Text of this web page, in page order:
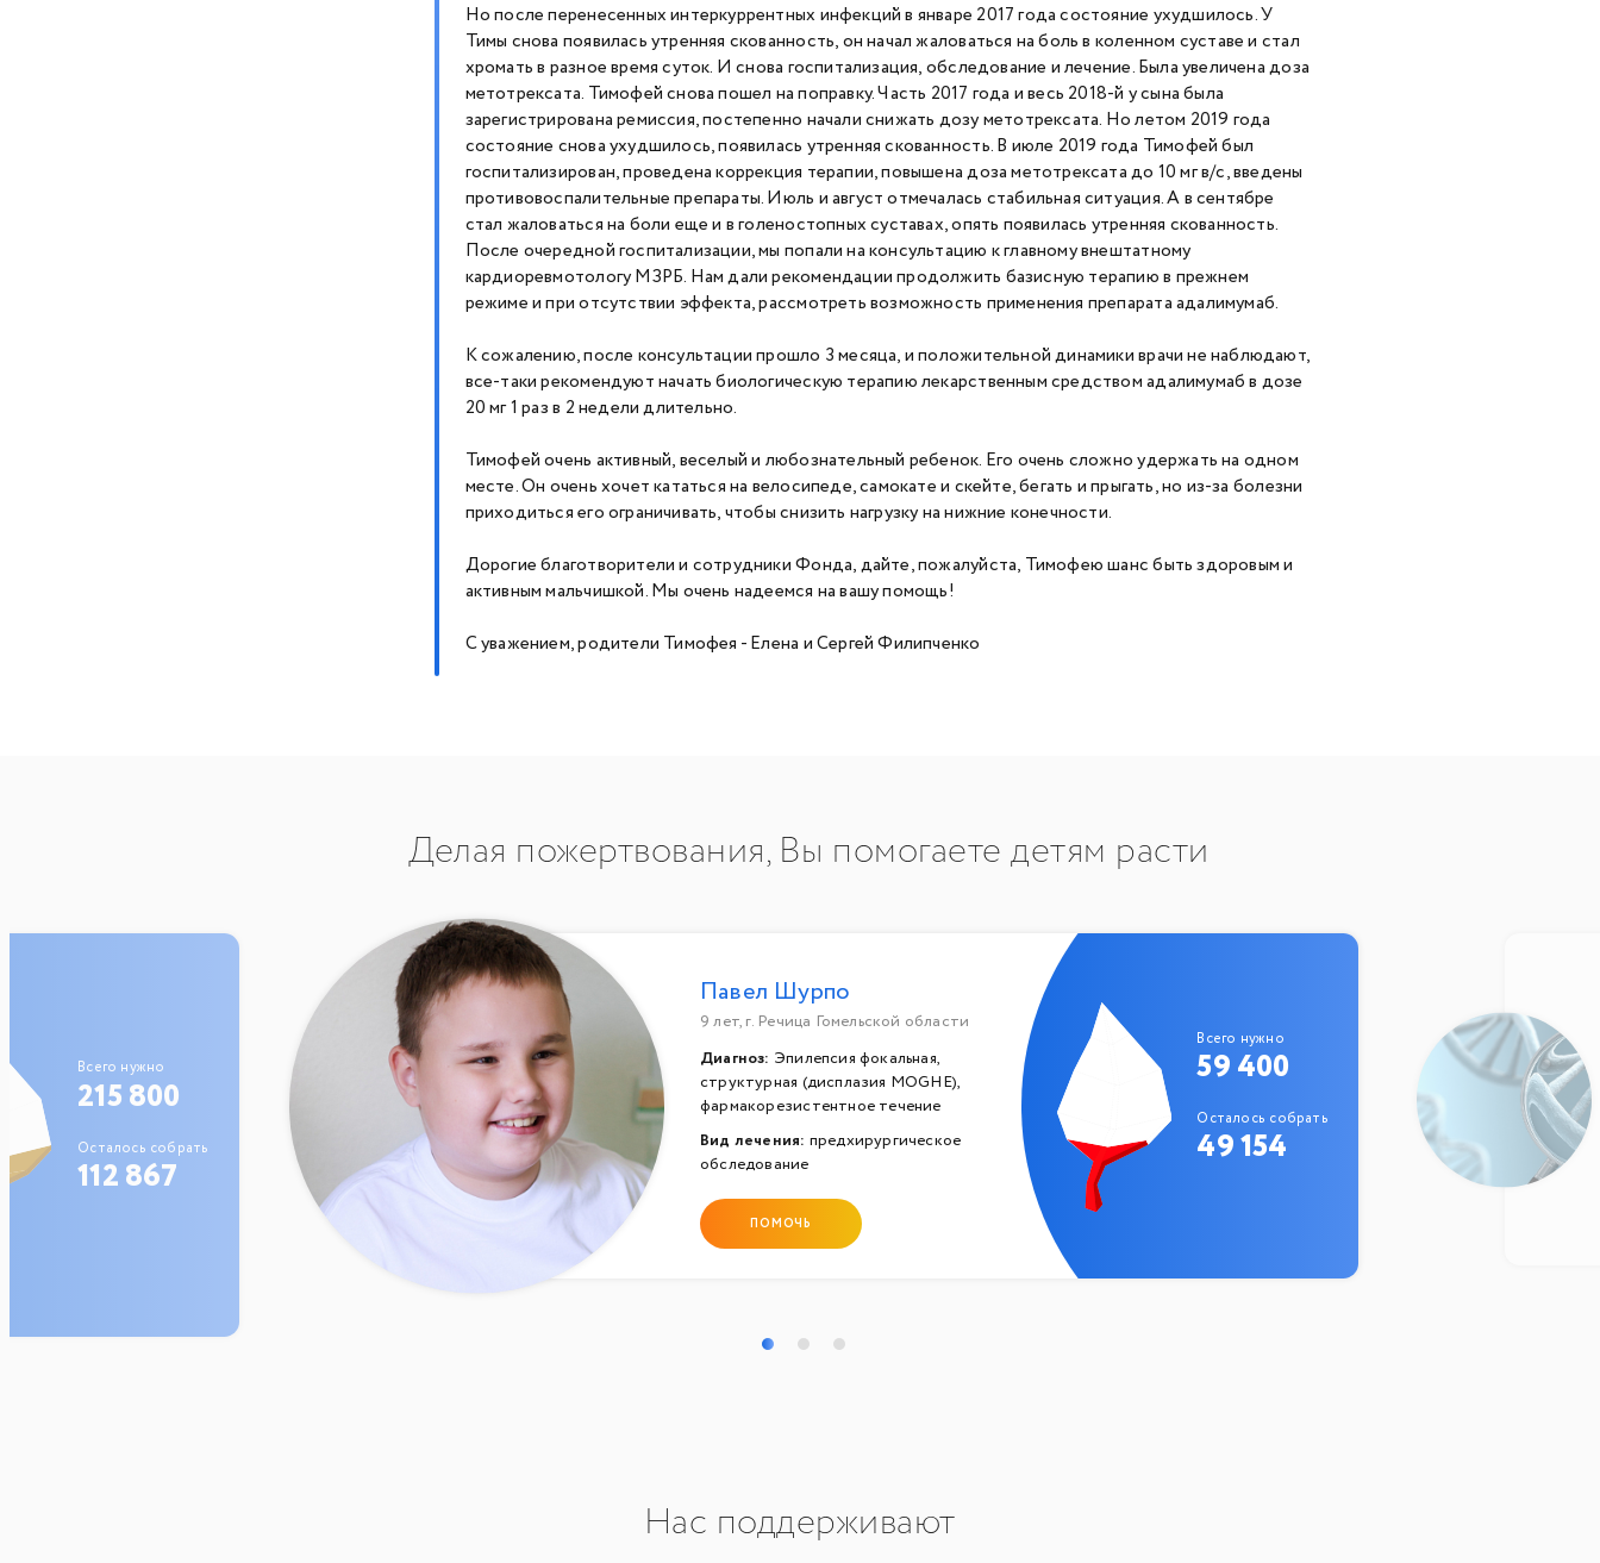
Но после перенесенных интеркуррентных инфекций в январе 2017 года состояние ухудшилось. У
Тимы снова появилась утренняя скованность, он начал жаловаться на боль в коленном суставе и стал
хромать в разное время суток. И снова госпитализация, обследование и лечение. Была увеличена доза
метотрексата. Тимофей снова пошел на поправку. Часть 2017 года и весь 2018-й у сына была
зарегистрирована ремиссия, постепенно начали снижать дозу метотрексата. Но летом 2019 года
состояние снова ухудшилось, появилась утренняя скованность. В июле 2019 года Тимофей был
госпитализирован, проведена коррекция терапии, повышена доза метотрексата до 10 мг в/с, введены
противовоспалительные препараты. Июль и август отмечалась стабильная ситуация. А в сентябре
стал жаловаться на боли еще и в голеностопных суставах, опять появилась утренняя скованность.
После очередной госпитализации, мы попали на консультацию к главному внештатному
кардиоревмотологу МЗРБ. Нам дали рекомендации продолжить базисную терапию в прежнем
режиме и при отсутствии эффекта, рассмотреть возможность применения препарата адалимумаб.
К сожалению, после консультации прошло 3 месяца, и положительной динамики врачи не наблюдают,
все-таки рекомендуют начать биологическую терапию лекарственным средством адалимумаб в дозе
20 мг 1 раз в 2 недели длительно.
Тимофей очень активный, веселый и любознательный ребенок. Его очень сложно удержать на одном
месте. Он очень хочет кататься на велосипеде, самокате и скейте, бегать и прыгать, но из-за болезни
приходиться его ограничивать, чтобы снизить нагрузку на нижние конечности.
Дорогие благотворители и сотрудники Фонда, дайте, пожалуйста, Тимофею шанс быть здоровым и
активным мальчишкой. Мы очень надеемся на вашу помощь!
С уважением, родители Тимофея - Елена и Сергей Филипченко
Делая пожертвования, Вы помогаете детям расти
Всего нужно
215 800
Осталось собрать
112 867
Павел Шурпо
9 лет, г. Речица Гомельской области
Диагноз: Эпилепсия фокальная,
структурная (дисплазия MOGHE),
фармакорезистентное течение
Вид лечения: предхирургическое
обследование
ПОМОЧЬ
Всего нужно
59 400
Осталось собрать
49 154
Нас поддерживают